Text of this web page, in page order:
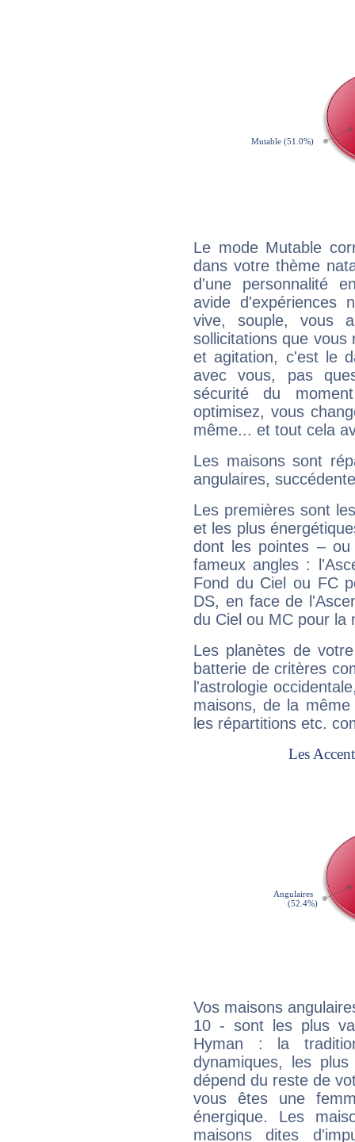
Le mode Mutable
dans votre thème
d'une personnalité
avide d'expériences
vive, souple, vous
sollicitations que vous
et agitation, c'est le
avec vous, pas
sécurité du
optimisez, vous
même... et tout cela
Les maisons sont
angulaires,
Les premières sont
et les plus
dont les pointes –
fameux angles :
Fond du Ciel ou FC
DS, en face de
du Ciel ou MC pour la
Les planètes de
batterie de critères
l'astrologie
maisons, de la
les répartitions etc.
Vos maisons
10 - sont les plus
Hyman : la
dynamiques, les
dépend du reste de
vous êtes une
énergique. Les
maisons dites